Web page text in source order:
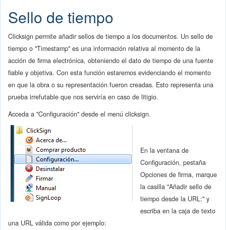
Sello de tiempo
Clicksign permite añadir sellos de tiempo a los documentos. Un sello de
tiempo o "Timestamp" es una información relativa al momento de la
acción de firma electrónica, obteniendo el dato de tiempo de una fuente
fiable y objetiva. Con esta función estaremos evidenciando el momento
en que la obra o su representación fueron creadas. Esto representa una
prueba irrefutable que nos serviría en caso de litigio.
Acceda a "Configuración" desde el menú clicksign.
En la ventana de
Configuración, pestaña
Opciones de firma, marque
la casilla "Añadir sello de
tiempo desde la URL:" y
escriba en la caja de texto
una URL válida como por ejemplo: